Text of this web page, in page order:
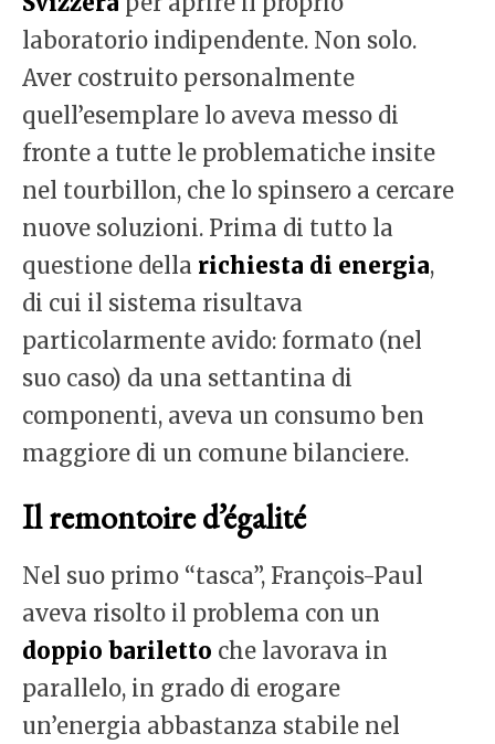
laboratorio indipendente. Non solo.
Aver costruito personalmente
quell’esemplare lo aveva messo di
fronte a tutte le problematiche insite
nel tourbillon, che lo spinsero a cercare
nuove soluzioni. Prima di tutto la
questione della richiesta di energia,
di cui il sistema risultava
particolarmente avido: formato (nel
suo caso) da una settantina di
componenti, aveva un consumo ben
maggiore di un comune bilanciere.
Il remontoire d’égalité
Nel suo primo “tasca”, François-Paul
aveva risolto il problema con un
doppio bariletto che lavorava in
parallelo, in grado di erogare
un’energia abbastanza stabile nel